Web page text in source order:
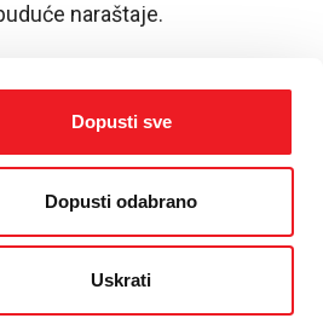
Dopusti sve
Dopusti odabrano
Uskrati
naraštaje.